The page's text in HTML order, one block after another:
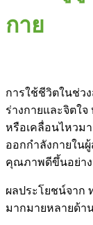
กาย
การใช้ชีวิตในช่ว
ร่างกายและจิตใ
หรือเคลื่อนไหวม
ออกกำลังกายใน
คุณภาพดีขึ้นอย่าง
ผลประโยชน์จาก
มากมายหลายด้า